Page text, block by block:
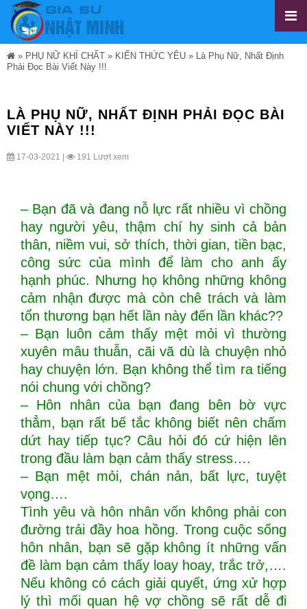
» PHỤ NỮ KHÍ CHẤT » KIẾN THỨC YÊU » Là Phụ Nữ, Nhất Định
Phải Đọc Bài Viết Này !!!
LÀ PHỤ NỮ, NHẤT ĐỊNH PHẢI ĐỌC BÀI
VIẾT NÀY !!!
17-03-2021 | 191 Lượt xem
– Bạn đã và đang nỗ lực rất nhiều vì chồng
hay người yêu, thậm chí hy sinh cả bản
thân, niềm vui, sở thích, thời gian, tiền bạc,
công sức của mình để làm cho anh ấy
hạnh phúc. Nhưng họ không những không
cảm nhận được mà còn chê trách và làm
tổn thương bạn hết lần này đến lần khác??
– Bạn luôn cảm thấy mệt mỏi vì thường
xuyên mâu thuẫn, cãi vã dù là chuyện nhỏ
hay chuyện lớn. Bạn không thể tìm ra tiếng
nói chung với chồng?
– Hôn nhân của bạn đang bên bờ vực
thẳm, bạn rất bế tắc không biết nên chấm
dứt hay tiếp tục? Câu hỏi đó cứ hiện lên
trong đầu làm bạn cảm thấy stress….
– Bạn mệt mỏi, chán nản, bất lực, tuyệt
vọng….
Tình yêu và hôn nhân vốn không phải con
đường trải đầy hoa hồng. Trong cuộc sống
hôn nhân, bạn sẽ gặp không ít những vấn
đề làm bạn cảm thấy loay hoay, trắc trở,….
Nếu không có cách giải quyết, ứng xử hợp
lý thì mối quan hệ vợ chồng sẽ rất dễ đi